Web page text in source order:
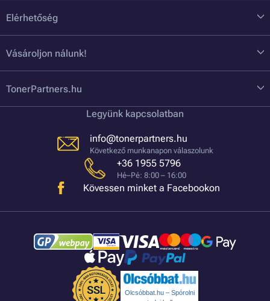
Elérhetőség
Vásároljon nálunk!
TonerPartners.hu
Legyünk kapcsolatban
info@tonerpartners.hu
Következő munkanapon válaszolunk
+36 1955 5796
Hé–Pé: 8:00 – 16:00
Kövessen minket a Facebookon
Olcsóbbat.hu – Spórolni